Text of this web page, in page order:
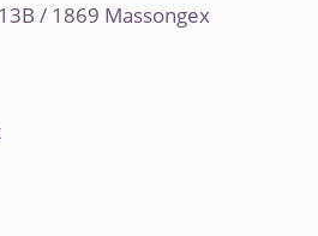
/ 1869 Massongex